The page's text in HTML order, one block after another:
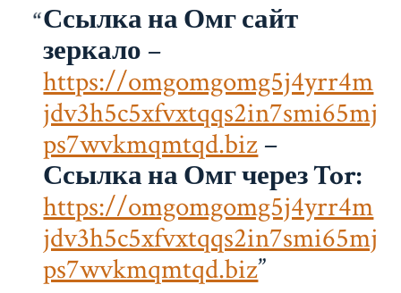
Ссылка на Омг сайт
зеркало –
https://omgomgomg5j4yrr4m
jdv3h5c5xfvxtqqs2in7smi65mj
ps7wvkmqmtqd.biz–
Ссылка на Омг через Tor:
https://omgomgomg5j4yrr4m
jdv3h5c5xfvxtqqs2in7smi65mj
ps7wvkmqmtqd.biz